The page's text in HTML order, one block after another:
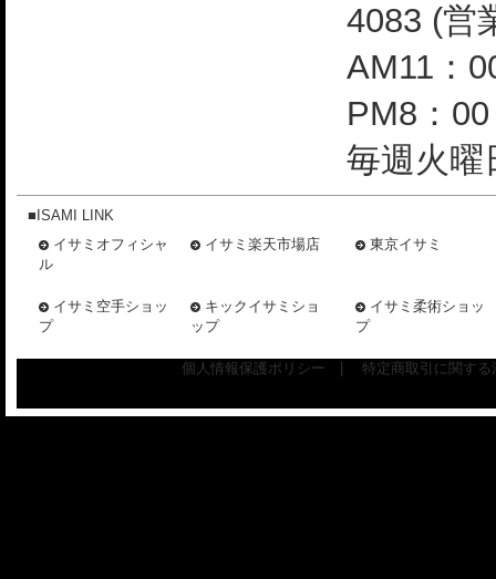
4083 (営
AM11：
PM8：
毎週火曜
■ISAMI LINK
イサミオフィシャ
ル
イサミ楽天市場店 東京イサミ
イサミ空手ショッ
プ
キックイサミショ
ップ
イサミ柔術ショッ
プ
個人情報保護ポリシー 特定商取引に関す